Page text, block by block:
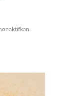
Bungatan